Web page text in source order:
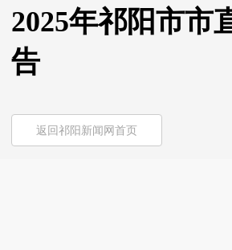
2025年祁阳市市
告
返回祁阳新闻网首页